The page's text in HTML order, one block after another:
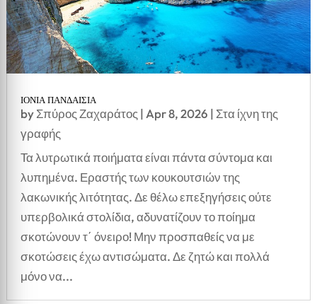
ΙΟΝΙΑ ΠΑΝΔΑΙΣΙΑ
byΣπύρος Ζαχαράτος | Apr 8, 2026 | Στα ίχνη της
γραφής
Τα λυτρωτικά ποιήματα είναι πάντα σύντομα και
λυπημένα. Εραστής των κουκουτσιών της
λακωνικής λιτότητας. Δε θέλω επεξηγήσεις ούτε
υπερβολικά στολίδια, αδυνατίζουν το ποίημα
σκοτώνουν τ΄ όνειρο! Μην προσπαθείς να με
σκοτώσεις έχω αντισώματα. Δε ζητώ και πολλά
μόνο να...